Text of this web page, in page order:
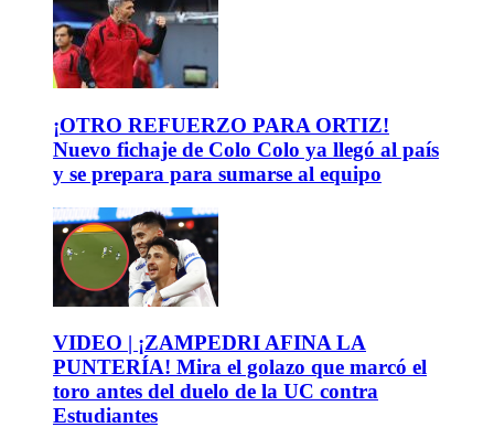
¡OTRO REFUERZO PARA ORTIZ!
Nuevo fichaje de Colo Colo ya llegó al país
y se prepara para sumarse al equipo
VIDEO | ¡ZAMPEDRI AFINA LA
PUNTERÍA! Mira el golazo que marcó el
toro antes del duelo de la UC contra
Estudiantes